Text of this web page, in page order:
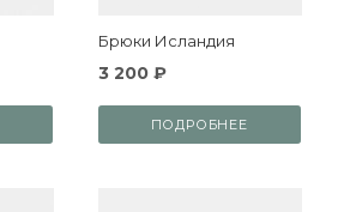
Брюки Исландия
3 200 ₽
ПОДРОБНЕЕ